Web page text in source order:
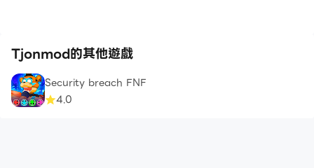
Tjonmod的其他遊戲
Security breach FNF
4.0